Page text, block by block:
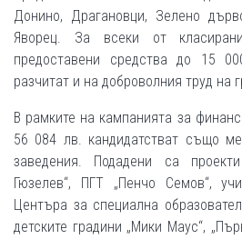
Донино, Драгановци, Зелено
Яворец. За всеки от
предоставени средства до 15
разчитат и на доброволния труд на
В рамките на кампанията за
56 084 лв. кандидатстват също
заведения. Подадени са
Гюзелев“, ПГТ „Пенчо Семов“,
Центъра за специална
детските градини „Мики Маус“,